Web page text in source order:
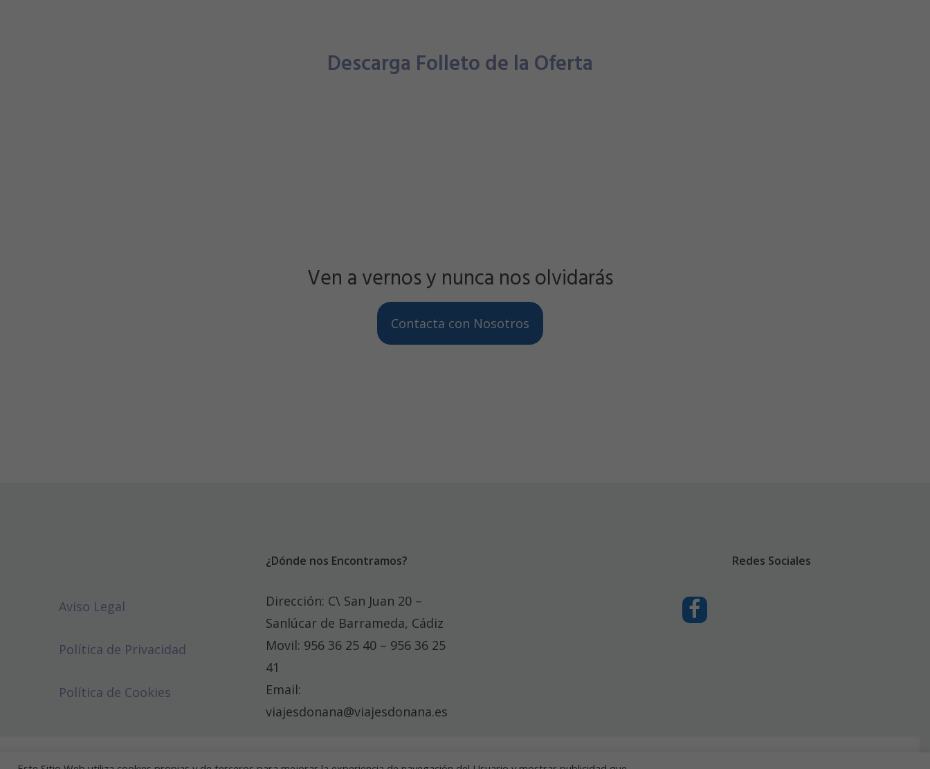
Descarga Folleto de la Oferta
Ven a vernos y nunca nos olvidarás
Contacta con Nosotros
Aviso Legal
Política de Privacidad
Política de Cookies
¿Dónde nos Encontramos?
Dirección: C\ San Juan 20 –
Sanlúcar de Barrameda, Cádiz
Movil: 956 36 25 40 – 956 36 25
41
Email:
viajesdonana@viajesdonana.es
Redes Sociales